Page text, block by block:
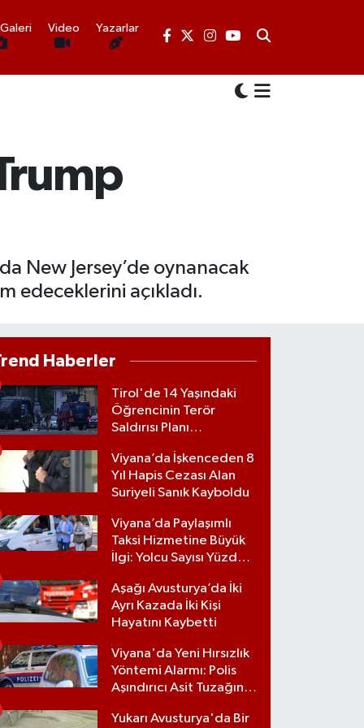
Video Yazarlar
New Jersey’de oynanacak
edeceklerini açıkladı.
Haberler
Tirol'de 14 Yaşındaki
Öğrencinin Terör
Saldırısı Planı
Viyana’da İşkenceden 8
Yıl Hapis Cezası Alan
Suriyeli Sanık Kayboldu
Viyana’da Paylaşımlı
Taksi Hizmetine Büyük
İlgi: Yolcu Sayısı Yüzde
Aşağı Avusturya’da İki
Ayrı Kazada İki Kişi
Hayatını Kaybetti
Viyana'da Yeni Hırsızlık
Yöntemi Alarmı: Polis
Aşındırıcı Asit Tuzağına
Yukarı Avusturya'da Bir